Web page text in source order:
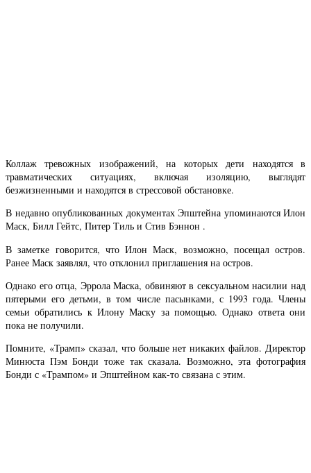
Коллаж тревожных изображений, на которых дети находятся в
травматических ситуациях, включая изоляцию, выглядят
безжизненными и находятся в стрессовой обстановке.
В недавно опубликованных документах Эпштейна упоминаются Илон
Маск, Билл Гейтс, Питер Тиль и Стив Бэннон .
В заметке говорится, что Илон Маск, возможно, посещал остров.
Ранее Маск заявлял, что отклонил приглашения на остров.
Однако его отца, Эррола Маска, обвиняют в сексуальном насилии над
пятерыми его детьми, в том числе пасынками, с 1993 года. Члены
семьи обратились к Илону Маску за помощью. Однако ответа они
пока не получили.
Помните, «Трамп» сказал, что больше нет никаких файлов. Директор
Минюста Пэм Бонди тоже так сказала. Возможно, эта фотография
Бонди с «Трампом» и Эпштейном как-то связана с этим.